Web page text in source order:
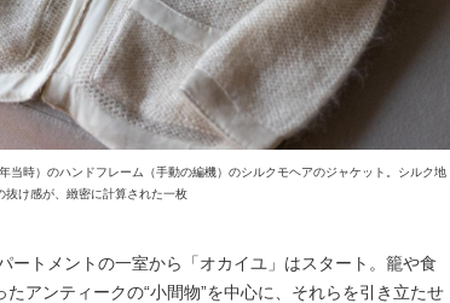
当時）のハンドフレーム（手動の編機）のシルクモヘアのジャケット。シルク地
抜け感が、緻密に計算された一枚
トメントの一室から「オカイユ」はスタート。籠や食
アンティークの“小間物”を中心に、それらを引き立たせ